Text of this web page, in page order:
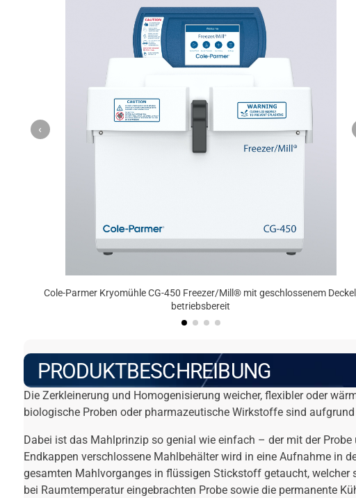
‹
Cole-Parmer Kryomühle CG-450 Freezer/Mill® mit geschlossenem
betriebsbereit
PRODUKTBESCHREIBUNG
Die Zerkleinerung und Homogenisierung weicher, flexibler oder
biologische Proben oder pharmazeutische Wirkstoffe sind
Dabei ist das Mahlprinzip so genial wie einfach – der mit der
Endkappen verschlossene Mahlbehälter wird in eine Aufnahme in
gesamten Mahlvorganges in flüssigen Stickstoff getaucht, welcher
bei Raumtemperatur eingebrachten Probe sowie die permanente